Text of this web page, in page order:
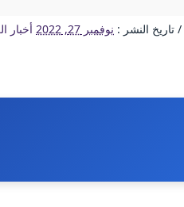
/ تاريخ النشر : نوفمبر 27, 2022 أخبار